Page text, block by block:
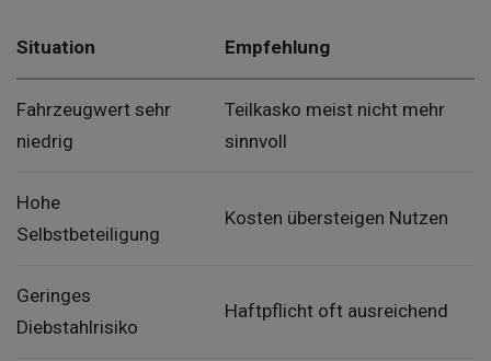
Situation Empfehlung
Fahrzeugwert sehr
niedrig
Teilkasko meist nicht mehr
sinnvoll
Hohe
Selbstbeteiligung
Kosten übersteigen Nutzen
Geringes
Diebstahlrisiko
Haftpflicht oft ausreichend